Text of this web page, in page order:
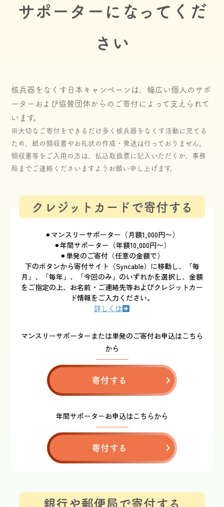
サポーターになってくだ
さい
核兵器をなくす日本キャンペーンは、幅広い個人のサポ
ーターおよび協賛団体からのご寄付によって支えられて
います。
※大切なご寄付をできるだけ多く核兵器をなくす活動に充てる
ため、紙の領収書やお礼状の作成・発送は行っておりません。
領収書等をご入用の方は、払込取扱票に記入いただくか、事務
局までご連絡くださいますようお願い申し上げます。
クレジットカードで寄付する
⚫︎マンスリーサポーター（月額1,000円〜）
⚫︎年間サポーター（年額10,000円〜）
⚫︎単発のご寄付（任意の金額で）
下のボタンから寄付サイト（Syncable）に移動し、「毎
月」、「毎年」、「今回のみ」のいずれかを選択し、金額
をご指定の上、お名前・ご連絡先等およびクレジットカー
ド情報をご入力ください。
詳しくは
マンスリーサポーターまたは単発のご寄付お申込はこちら
から
寄付する
年間サポーターお申込はこちらから
寄付する
銀行や郵便局で寄付する